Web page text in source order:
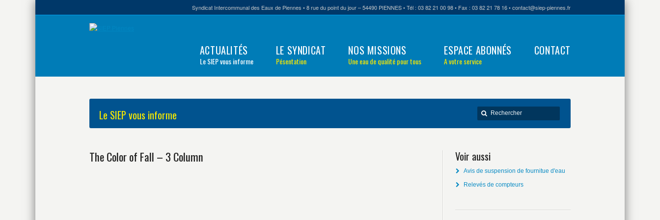
Syndicat Intercommunal des Eaux de Piennes • 8 rue du point du jour – 54490 PIENNES • Tél : 03 82 21 00 98 • Fax : 03 82 21 78 16 • contact@siep-piennes.fr
ACTUALITÉS
Le SIEP vous informe
LE SYNDICAT
Pésentation
NOS MISSIONS
Une eau de qualité pour tous
ESPACE ABONNÉS
A votre service
CONTACT
Le SIEP vous informe
The Color of Fall – 3 Column Voir aussi
Avis de suspension de fournitue d'eau
Relevés de compteurs